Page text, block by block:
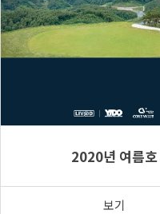
2020년 여름호
보기